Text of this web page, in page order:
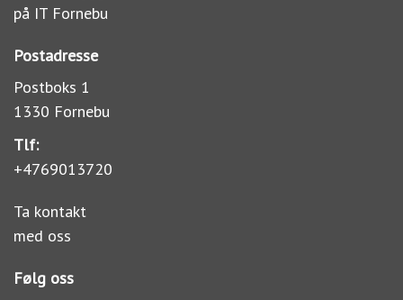
på IT Fornebu
Postadresse
Postboks 1
1330 Fornebu
Tlf:
+4769013720
Ta kontakt
med oss
Følg oss